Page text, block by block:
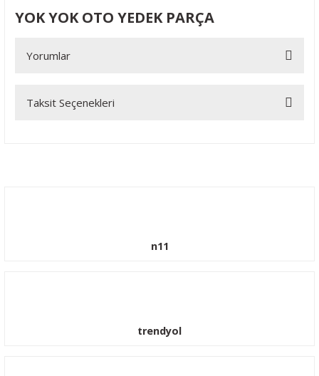
YOK YOK OTO YEDEK PARÇA
Yorumlar
Bu ürüne ilk yorumu siz yapın!
Taksit Seçenekleri
n11
trendyol